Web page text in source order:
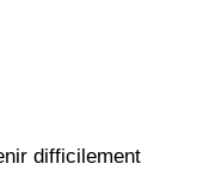
difficilement